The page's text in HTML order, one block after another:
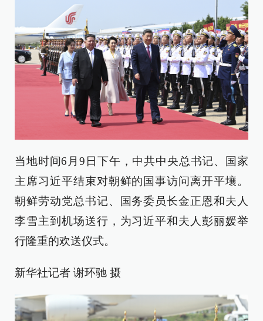
当地时间6月9日下午，中共中央总书记、国家
主席习近平结束对朝鲜的国事访问离开平壤。
朝鲜劳动党总书记、国务委员长金正恩和夫人
李雪主到机场送行，为习近平和夫人彭丽媛举
行隆重的欢送仪式。
新华社记者 谢环驰 摄